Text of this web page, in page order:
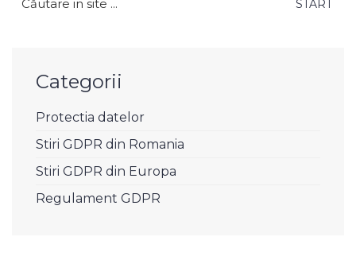
după:
Categorii
Protectia datelor
Stiri GDPR din Romania
Stiri GDPR din Europa
Regulament GDPR